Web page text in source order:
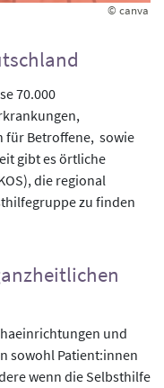
© canva
70.000
für Betroffene, sowie
gibt es örtliche
die regional
zu finden
und
sowohl Patient:innen
wenn die Selbsthilfe